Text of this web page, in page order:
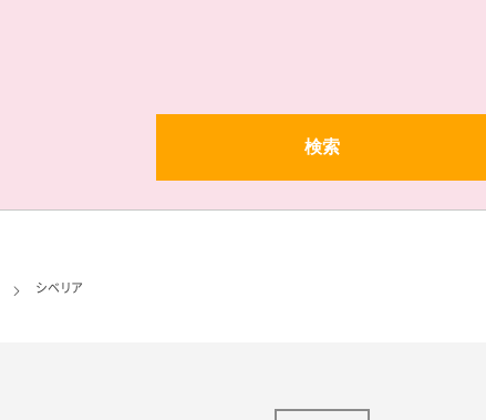
シベリア